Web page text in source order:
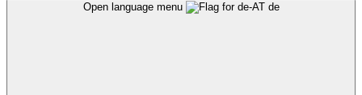
Open language menu de